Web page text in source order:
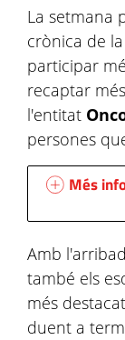
La setmana
crònica de
participar
recaptar
l'entitat
persones
Més
Amb
també els
més
duent a